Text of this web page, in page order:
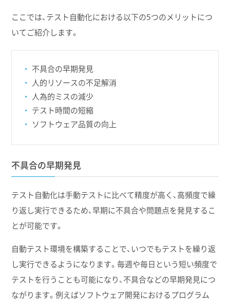
ここでは、テスト自動化における以下の5つのメリットにつ
いてご紹介します。
不具合の早期発見
人的リソースの不足解消
人為的ミスの減少
テスト時間の短縮
ソフトウェア品質の向上
不具合の早期発見
テスト自動化は手動テストに比べて精度が高く、高頻度で繰
り返し実行できるため、早期に不具合や問題点を発見するこ
とが可能です。
自動テスト環境を構築することで、いつでもテストを繰り返
し実行できるようになります。毎週や毎日という短い頻度で
テストを行うことも可能になり、不具合などの早期発見につ
ながります。例えばソフトウェア開発におけるプログラム